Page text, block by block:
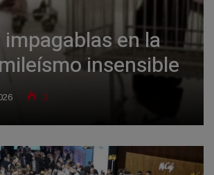
impagablas en la
insensible
2